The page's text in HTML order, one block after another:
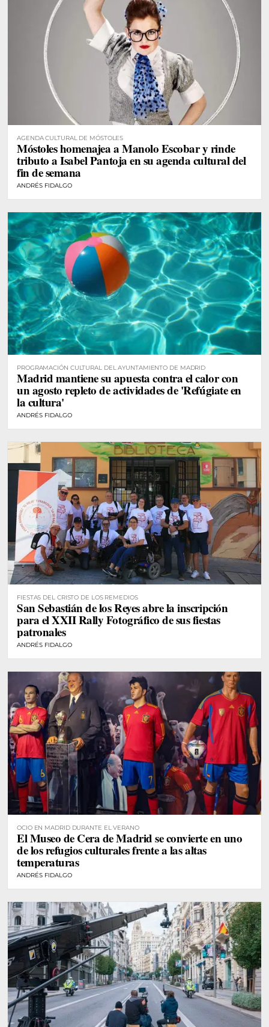
AGENDA CULTURAL DE MÓSTOLES
Móstoles homenajea a Manolo Escobar y rinde
tributo a Isabel Pantoja en su agenda cultural del
fin de semana
ANDRÉS FIDALGO
PROGRAMACIÓN CULTURAL DEL AYUNTAMIENTO DE MADRID
Madrid mantiene su apuesta contra el calor con
un agosto repleto de actividades de 'Refúgiate en
la cultura'
ANDRÉS FIDALGO
FIESTAS DEL CRISTO DE LOS REMEDIOS
San Sebastián de los Reyes abre la inscripción
para el XXII Rally Fotográfico de sus fiestas
patronales
ANDRÉS FIDALGO
OCIO EN MADRID DURANTE EL VERANO
El Museo de Cera de Madrid se convierte en uno
de los refugios culturales frente a las altas
temperaturas
ANDRÉS FIDALGO